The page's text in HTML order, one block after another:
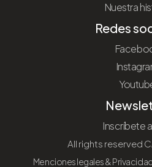
Nuestra
Redes
Inscríbete
All rights reserved
Menciones legales &